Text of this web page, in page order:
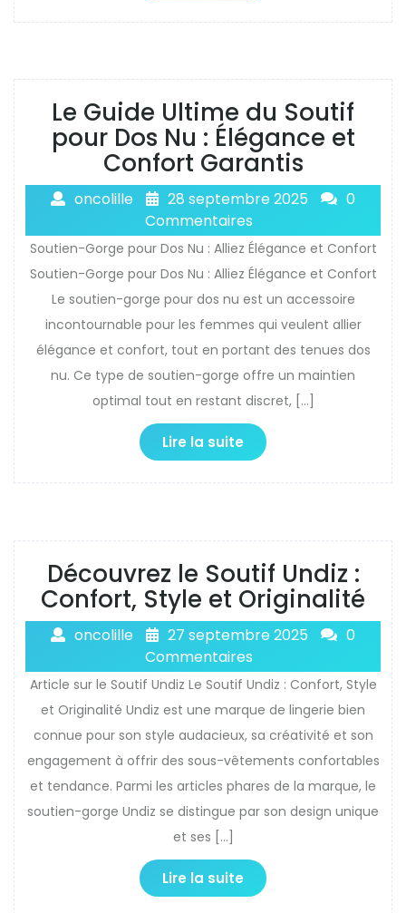
Le Guide Ultime du Soutif
pour Dos Nu : Élégance et
Confort Garantis
oncolille 28 septembre 2025
0
Commentaires
Soutien-Gorge pour Dos Nu : Alliez Élégance et Confort
Soutien-Gorge pour Dos Nu : Alliez Élégance et Confort
Le soutien-gorge pour dos nu est un accessoire
incontournable pour les femmes qui veulent allier
élégance et confort, tout en portant des tenues dos
nu. Ce type de soutien-gorge offre un maintien
optimal tout en restant discret, […]
Lire la suite
Découvrez le Soutif Undiz :
Confort, Style et Originalité
oncolille 27 septembre 2025
0
Commentaires
Article sur le Soutif Undiz Le Soutif Undiz : Confort, Style
et Originalité Undiz est une marque de lingerie bien
connue pour son style audacieux, sa créativité et son
engagement à offrir des sous-vêtements confortables
et tendance. Parmi les articles phares de la marque, le
soutien-gorge Undiz se distingue par son design unique
et ses […]
Lire la suite